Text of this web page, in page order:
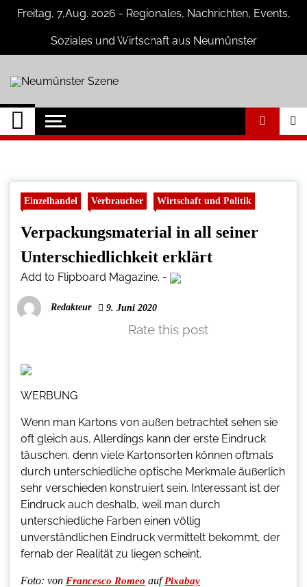
SkipFreitag, 7,Aug. 2026 - Regionales, Nachrichten, Events,
Soziales und Wirtschaft aus Neumünster
Neumünster Szene
Neuigkeiten und Nachrichten aus
Neumünster und Umgebung
Einzelhandel Verbraucher Wirtschaft und Politik
Verpackungsmaterial in all seiner
Unterschiedlichkeit erklärt
Add to Flipboard Magazine. -
Redakteur 9. Juni 2020
Rate this post
WERBUNG
Wenn man Kartons von außen betrachtet sehen sie
oft gleich aus. Allerdings kann der erste Eindruck
täuschen, denn viele Kartonsorten können oftmals
durch unterschiedliche optische Merkmale äußerlich
sehr verschieden konstruiert sein. Interessant ist der
Eindruck auch deshalb, weil man durch
unterschiedliche Farben einen völlig
unverständlichen Eindruck vermittelt bekommt, der
fernab der Realität zu liegen scheint.
Foto: von Francesco Romeo aufPixabay